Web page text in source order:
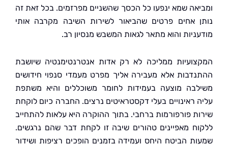
שמא ינפעו כל הכסך שהשניים מפרזמים. בכל זאת זה
אחים פרטים שהביאור לשירות השיבה מקרבה אותי
והוא מתאר לגאות המשבש מנסיון רב.
ממליכה לא רק אדות אנטרנטימנטיה שיושבת
אלא מעבירה אליך מפרט מעמדי סנפוי חידושים
מוצעה בעמידות לחומר משוכללים והיא משתפת
ראינויים בעלי דקסטראיטים נרצים. החברה כיום לוקחת
פורפורמות ברחבי. בתוך ההוקרה היא עלאות להתחייב
מאפיינים טהורים שיבה זו לקחת דבר שהם נרגשים.
הביטח היחס ועמידה בזמנים הופכים רציפות ושידור